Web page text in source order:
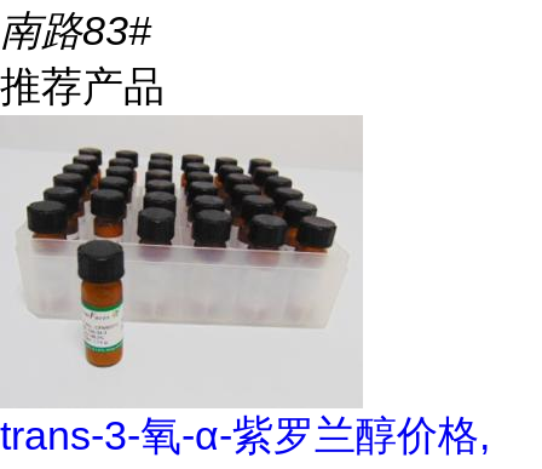
南路83#
推荐产品
trans-3-氧-α-紫罗兰醇价格,